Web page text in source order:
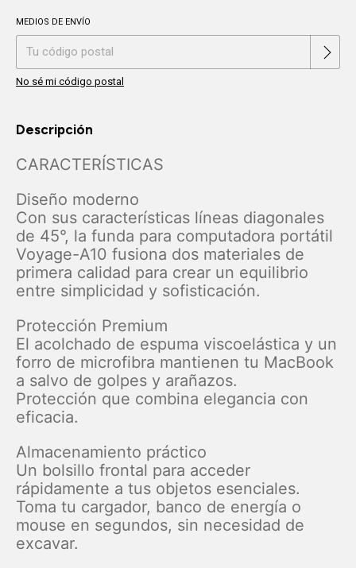
Entregas para el CP:
MEDIOS DE ENVÍO
No sé mi código postal
Descripción
CARACTERÍSTICAS
Diseño moderno
Con sus características líneas diagonales
de 45°, la funda para computadora portátil
Voyage-A10 fusiona dos materiales de
primera calidad para crear un equilibrio
entre simplicidad y sofisticación.
Protección Premium
El acolchado de espuma viscoelástica y un
forro de microfibra mantienen tu MacBook
a salvo de golpes y arañazos.
Protección que combina elegancia con
eficacia.
Almacenamiento práctico
Un bolsillo frontal para acceder
rápidamente a tus objetos esenciales.
Toma tu cargador, banco de energía o
mouse en segundos, sin necesidad de
excavar.